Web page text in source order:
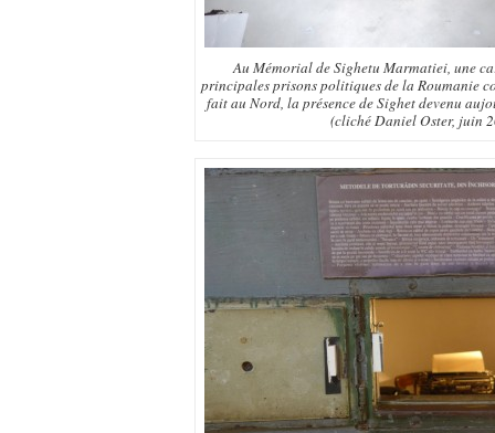
Au Mémorial de Sighetu Marmatiei, une
principales prisons politiques de la Roumanie
fait au Nord, la présence de Sighet devenu
(cliché Daniel Oster, juin